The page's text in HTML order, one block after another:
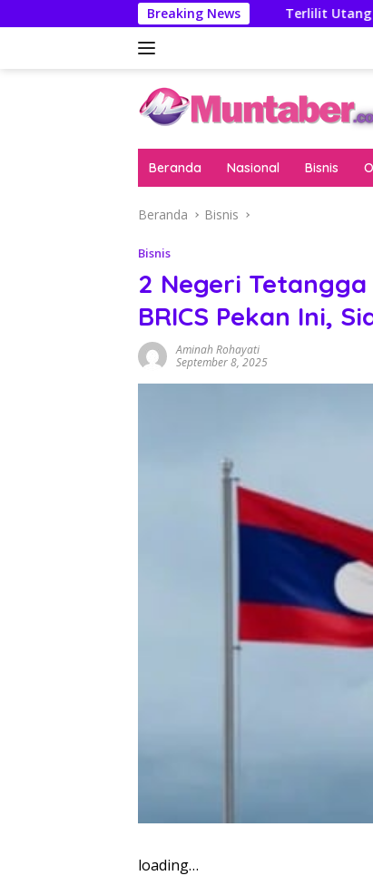
ke
Breaking News
Febrie Adriansyah Terlilit Utang Rp303
Beranda Nasional Bisnis
Beranda Bisnis
Bisnis
2 Negeri
BRICS Pekan Ini,
Aminah Rohayati
September 8, 2025
loading…